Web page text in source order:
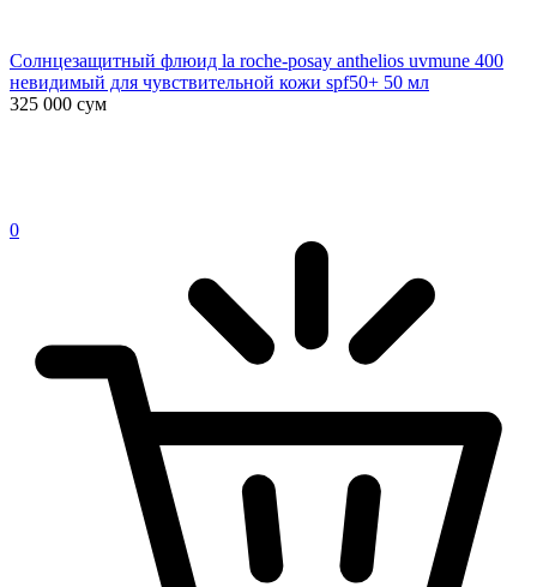
Солнцезащитный флюид la roche-posay anthelios uvmune 400
невидимый для чувствительной кожи spf50+ 50 мл
325 000 сум
0